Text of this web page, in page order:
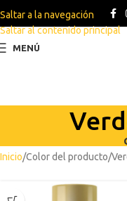
Saltar a la navegación
Saltar al contenido principal
MENÚ
Inicio Color del producto